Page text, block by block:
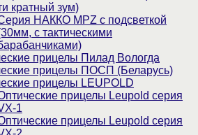
кратный зум)
НАККО MPZ с подсветкой
c тактическими
прицелы Пилад Вологда
прицелы ПОСП (Беларусь)
прицелы LEUPOLD
прицелы Leupold серия
1
прицелы Leupold серия